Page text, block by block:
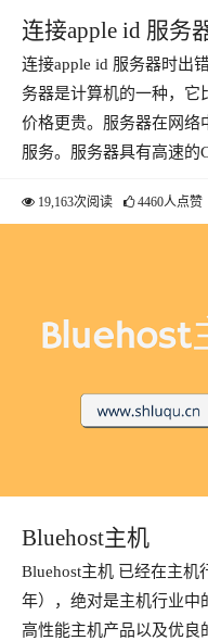
连接apple id 服务
连接apple id 服务器时出
务器是计算机的一种，它
价格更贵。服务器在网络
服务。服务器具有高速
19,163次阅读 4460人点赞
Bluehost主机
Bluehost主机 已经在主机
年），绝对是主机行业中
高性能主机产品以及优良